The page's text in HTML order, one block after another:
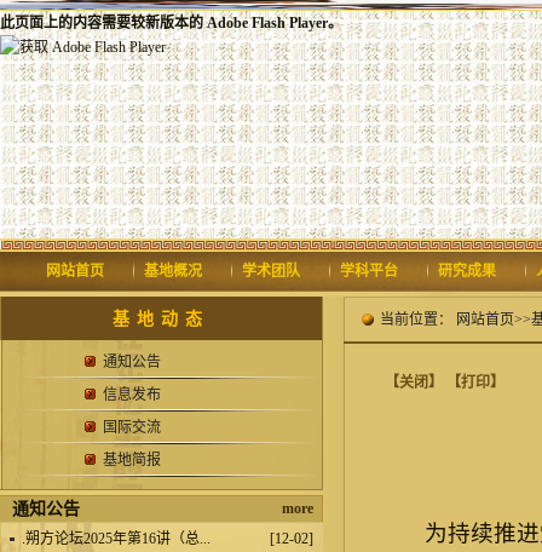
此页面上的内容需要较新版本的 Adobe Flash Player。
网站首页 基地概况 学术团队 学科平台 研究成果
基地动态
通知公告
信息发布
国际交流
基地简报
通知公告
more
.朔方论坛2025年第16讲（总...
[12-02]
当前位置： 网站首页>>
【关闭】 【打印】
为持续推